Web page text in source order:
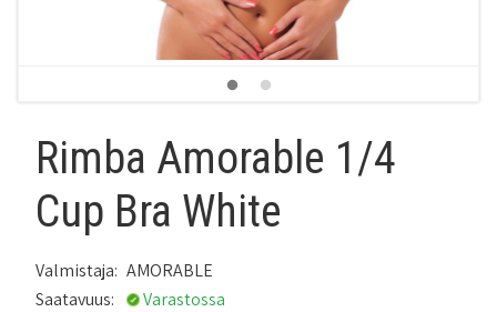
Rimba Amorable 1/4
Cup Bra White
Valmistaja: AMORABLE
Saatavuus:
Varastossa